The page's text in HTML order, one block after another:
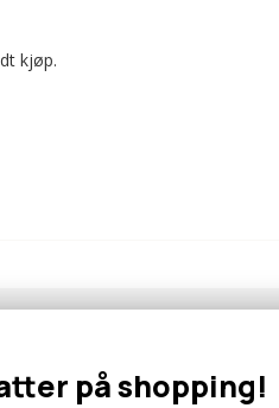
kjøp.
og informasjon om nye
på shopping!